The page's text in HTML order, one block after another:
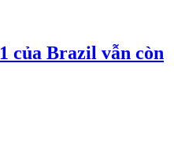
của Brazil vẫn còn